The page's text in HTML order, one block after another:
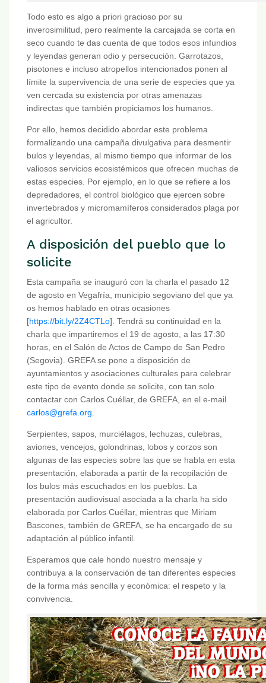
Todo esto es algo a priori gracioso por su
inverosimilitud, pero realmente la carcajada se corta en
seco cuando te das cuenta de que todos esos infundios
y leyendas generan odio y persecución. Garrotazos,
pisotones e incluso atropellos intencionados ponen al
límite la supervivencia de una serie de especies que ya
ven cercada su existencia por otras amenazas
indirectas que también propiciamos los humanos.
Por ello, hemos decidido abordar este problema
formalizando una campaña divulgativa para desmentir
bulos y leyendas, al mismo tiempo que informar de los
valiosos servicios ecosistémicos que ofrecen muchas de
estas especies. Por ejemplo, en lo que se refiere a los
depredadores, el control biológico que ejercen sobre
invertebrados y micromamíferos considerados plaga por
el agricultor.
A disposición del pueblo que lo
solicite
Esta campaña se inauguró con la charla el pasado 12
de agosto en Vegafría, municipio segoviano del que ya
os hemos hablado en otras ocasiones
[https://bit.ly/2Z4CTLo]. Tendrá su continuidad en la
charla que impartiremos el 19 de agosto, a las 17:30
horas, en el Salón de Actos de Campo de San Pedro
(Segovia). GREFA se pone a disposición de
ayuntamientos y asociaciones culturales para celebrar
este tipo de evento donde se solicite, con tan solo
contactar con Carlos Cuéllar, de GREFA, en el e-mail
carlos@grefa.org.
Serpientes, sapos, murciélagos, lechuzas, culebras,
aviones, vencejos, golondrinas, lobos y corzos son
algunas de las especies sobre las que se habla en esta
presentación, elaborada a partir de la recopilación de
los bulos más escuchados en los pueblos. La
presentación audiovisual asociada a la charla ha sido
elaborada por Carlos Cuéllar, mientras que Miriam
Bascones, también de GREFA, se ha encargado de su
adaptación al público infantil.
Esperamos que cale hondo nuestro mensaje y
contribuya a la conservación de tan diferentes especies
de la forma más sencilla y económica: el respeto y la
convivencia.